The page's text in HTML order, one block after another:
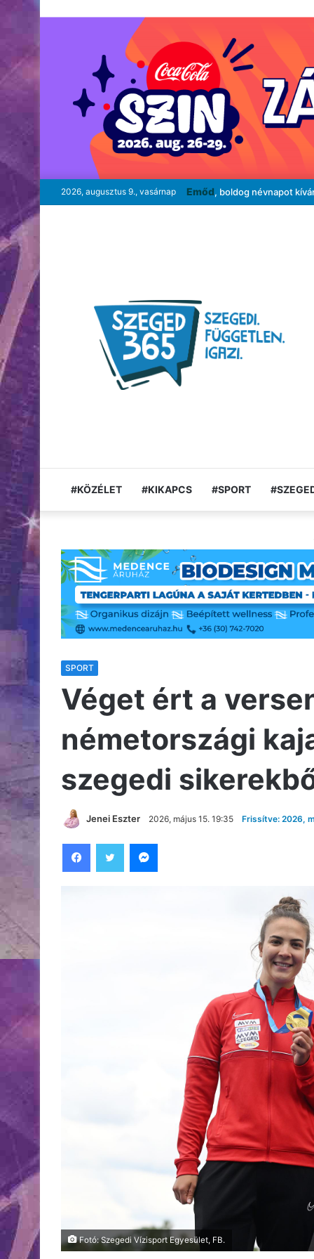
2026, augusztus 9., vasárnap Emőd, boldog névnapot
#KÖZÉLET #KIKAPCS #SPORT
SPORT
Véget ért a
németországi
szegedi
Jenei Eszter 2026, május 15. 19:35 Frissítve: 2026,
Fotó: Szegedi Vízisport Egyesület, FB.